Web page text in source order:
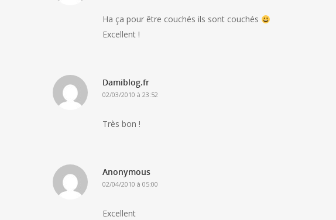
Ha ça pour être couchés ils sont couchés
Excellent !
Damiblog.fr
02/03/2010 à 23:52
Très bon !
Anonymous
02/04/2010 à 05:00
Excellent